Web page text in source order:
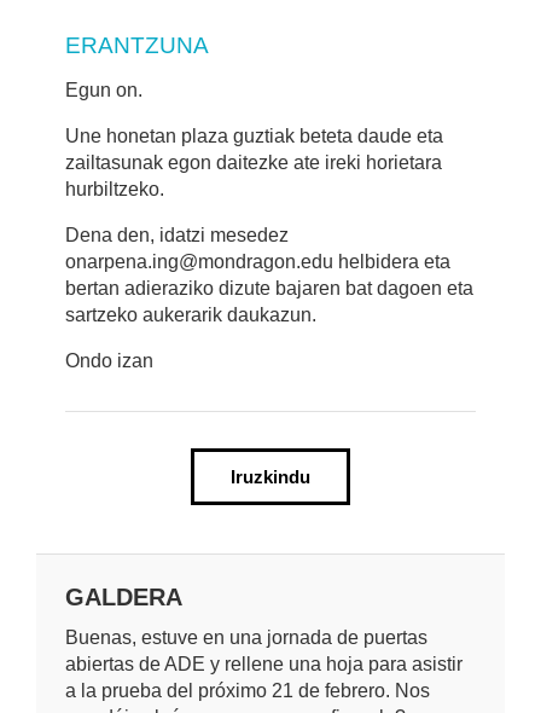
ERANTZUNA
Egun on.
Une honetan plaza guztiak beteta daude eta
zailtasunak egon daitezke ate ireki horietara
hurbiltzeko.
Dena den, idatzi mesedez
onarpena.ing@mondragon.edu helbidera eta
bertan adieraziko dizute bajaren bat dagoen eta
sartzeko aukerarik daukazun.
Ondo izan
Iruzkindu
GALDERA
Buenas, estuve en una jornada de puertas
abiertas de ADE y rellene una hoja para asistir
a la prueba del próximo 21 de febrero. Nos